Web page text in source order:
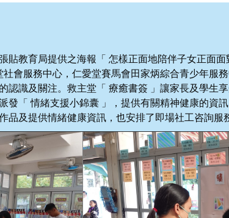
教育局提供之海報「 怎樣正面地陪伴子女正面
會服務中心，仁愛堂賽馬會田家炳綜合青少年服
識及關注。救主堂「 療癒書簽 」讓家長及學生
「 情緒支援小錦囊 」，提供有關精神健康的資
及提供情緒健康資訊，也安排了即場社工咨詢服